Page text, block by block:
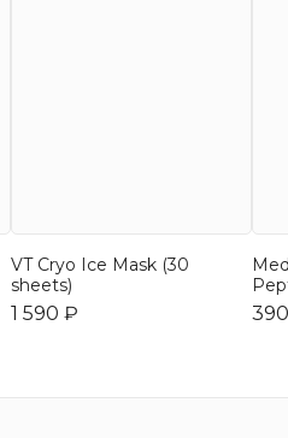
VT Cryo Ice Mask (30
sheets)
1 590 ₽